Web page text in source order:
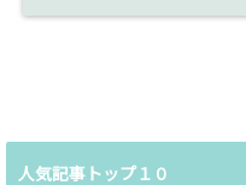
人気記事トップ１０